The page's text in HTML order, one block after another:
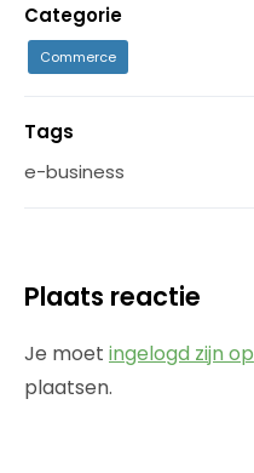
Categorie
Commerce
Tags
e-business
Plaats reactie
Je moet ingelogd zijn op
plaatsen.